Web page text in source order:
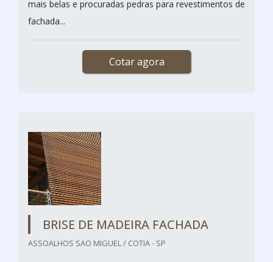
mais belas e procuradas pedras para revestimentos de
fachada...
Cotar agora
BRISE DE MADEIRA FACHADA
ASSOALHOS SAO MIGUEL / COTIA - SP